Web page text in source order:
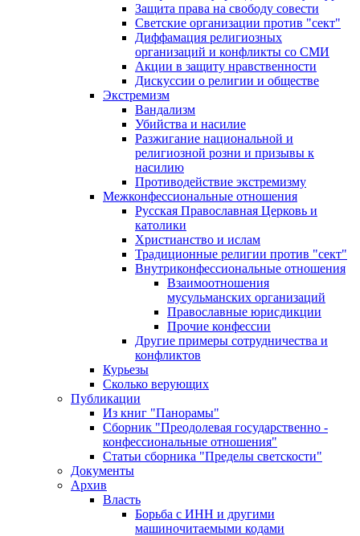
Защита права на свободу совести
Светские организации против "сект"
Диффамация религиозных
организаций и конфликты со СМИ
Акции в защиту нравственности
Дискуссии о религии и обществе
Экстремизм
Вандализм
Убийства и насилие
Разжигание национальной и
религиозной розни и призывы к
насилию
Противодействие экстремизму
Межконфессиональные отношения
Русская Православная Церковь и
католики
Христианство и ислам
Традиционные религии против "сект"
Внутриконфессиональные отношения
Взаимоотношения
мусульманских организаций
Православные юрисдикции
Прочие конфессии
Другие примеры сотрудничества и
конфликтов
Курьезы
Сколько верующих
Публикации
Из книг "Панорамы"
Сборник "Преодолевая государственно -
конфессиональные отношения"
Статьи сборника "Пределы светскости"
Документы
Архив
Власть
Борьба с ИНН и другими
машиночитаемыми кодами